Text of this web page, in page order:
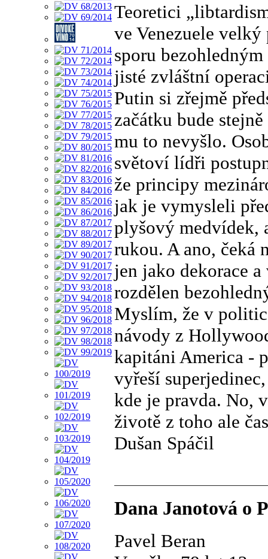
Teoretici
ve Venezuele
sporu
jisté zvláštní
Putin si zřejmě
začátku bude
mu to nevyšlo.
světoví lídři
že principy
jak je vymysleli
plyšový medvídek,
rukou. A ano, čeká
jen jako dekorace
rozdělen
Myslím, že v
návody z
kapitáni America -
vyřeší
kde je pravda. No,
životě z toho ale
Dušan Spáčil
Dana Janotová o
Pavel Beran